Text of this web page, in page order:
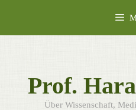
content
Prof.
Über Wissenschaft,